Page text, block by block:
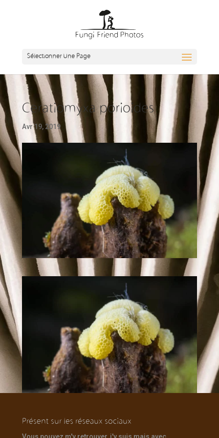
Sélectionner Une Page
Ceratiomyxa porioides
Avr 19, 2019
Présent sur les réseaux sociaux
Vous pouvez m'y retrouver, j'y suis mais avec